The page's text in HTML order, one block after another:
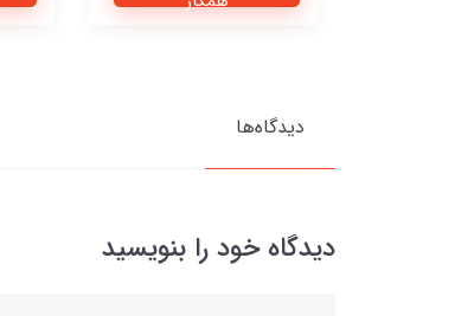
دیدگاه‌ها
دیدگاه خود را بنویسید